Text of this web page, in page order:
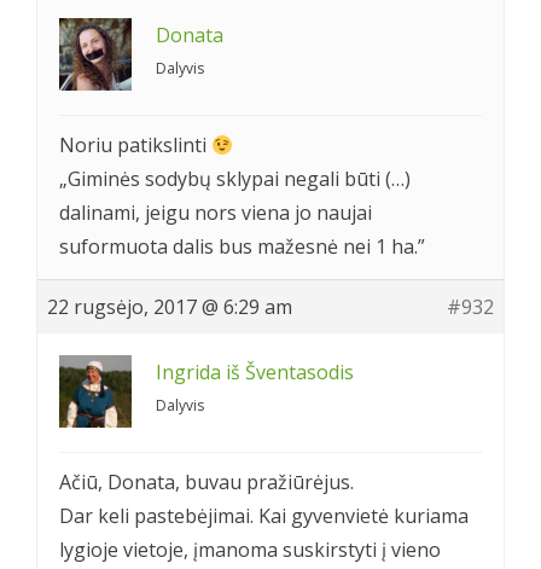
Donata
Dalyvis
Noriu patikslinti
„Giminės sodybų sklypai negali būti (…)
dalinami, jeigu nors viena jo naujai
suformuota dalis bus mažesnė nei 1 ha.”
22 rugsėjo, 2017 @ 6:29 am #932
Ingrida iš Šventasodis
Dalyvis
Ačiū, Donata, buvau pražiūrėjus.
Dar keli pastebėjimai. Kai gyvenvietė kuriama
lygioje vietoje, įmanoma suskirstyti į vieno